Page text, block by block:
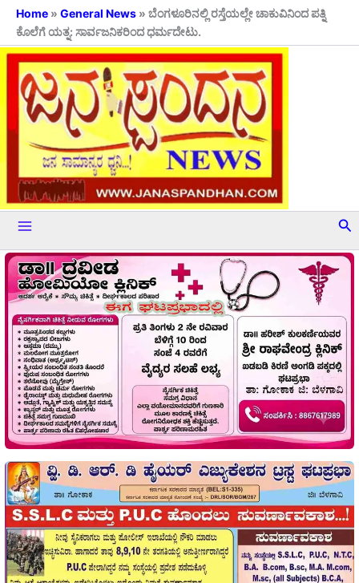
Skip
content
Home » General News » ಬೆಂಗಳೂರಿನಲ್ಲಿ ರಸ್ತೆಯಲ್ಲೇ ಚಾಕುವಿನಿಂದ ಪತ್ನಿ
ಕೊಲೆಗೆ ಯತ್ನ: ಸಾರ್ವಜನಿಕರಿಂದ ಧರ್ಮದೇಟು.